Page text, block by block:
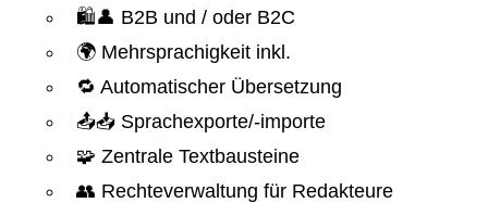
🛍️👤 B2B und / oder B2C
🌍 Mehrsprachigkeit inkl.
🔁 Automatischer Übersetzung
📤📥 Sprachexporte/-importe
🧩 Zentrale Textbausteine
👥 Rechteverwaltung für Redakteure